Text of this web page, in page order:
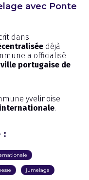
avec Ponte
dans
déjà
a officialisé
portugaise de
yvelinoise
.
:
jumelage